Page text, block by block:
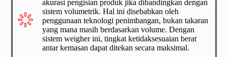
akurasi pengisian produk jika dibandingkan dengan
sistem volumetrik. Hal ini disebabkan oleh
penggunaan teknologi penimbangan, bukan takaran
yang mana masih berdasarkan volume. Dengan
sistem weigher ini, tingkat ketidaksesuaian berat
antar kemasan dapat ditekan secara maksimal.